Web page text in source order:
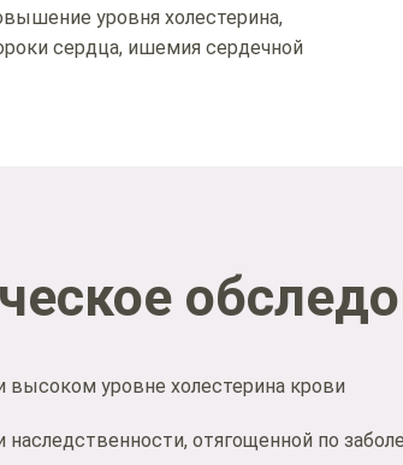
уровня холестерина,
сердца, ишемия сердечной
высоком уровне холестерина крови
наследственности, отягощенной по